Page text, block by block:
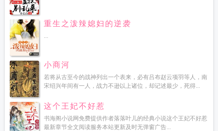
重生之泼辣媳妇的逆袭
...
小商河
若将从古至今的战神列出一个表来，必有吕布赵云项羽等人，南
宋绍兴年间有一人，战力不逊以上诸位，却记述最少，死得...
这个王妃不好惹
书海阁小说网免费提供作者落落叶儿的经典小说这个王妃不好惹
最新章节全文阅读服务本站更新及时无弹窗广告...